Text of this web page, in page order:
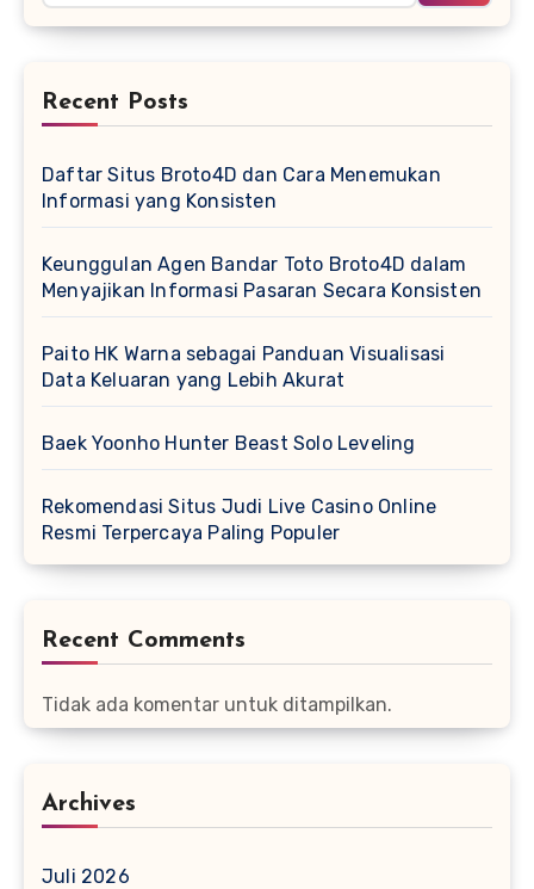
Recent Posts
Daftar Situs Broto4D dan Cara Menemukan
Informasi yang Konsisten
Keunggulan Agen Bandar Toto Broto4D dalam
Menyajikan Informasi Pasaran Secara Konsisten
Paito HK Warna sebagai Panduan Visualisasi
Data Keluaran yang Lebih Akurat
Baek Yoonho Hunter Beast Solo Leveling
Rekomendasi Situs Judi Live Casino Online
Resmi Terpercaya Paling Populer
Recent Comments
Tidak ada komentar untuk ditampilkan.
Archives
Juli 2026